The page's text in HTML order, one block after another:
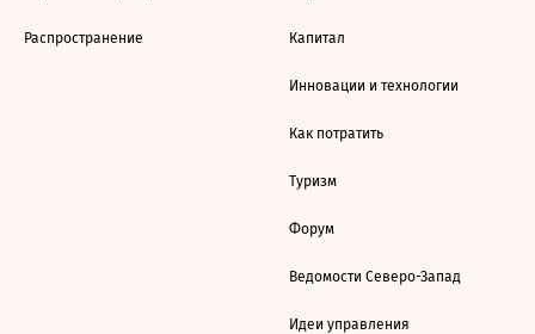
Распространение Капитал
Инновации и технологии
Как потратить
Туризм
Форум
Ведомости Северо-Запад
Идеи управления